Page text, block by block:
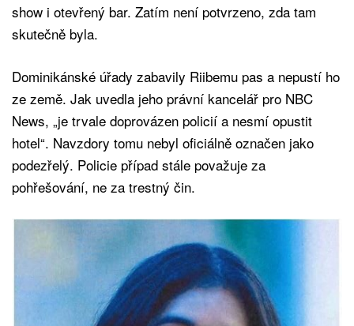
show i otevřený bar. Zatím není potvrzeno, zda tam
skutečně byla.
Dominikánské úřady zabavily Riibemu pas a nepustí ho
ze země. Jak uvedla jeho právní kancelář pro NBC
News, „je trvale doprovázen policií a nesmí opustit
hotel“. Navzdory tomu nebyl oficiálně označen jako
podezřelý. Policie případ stále považuje za
pohřešování, ne za trestný čin.